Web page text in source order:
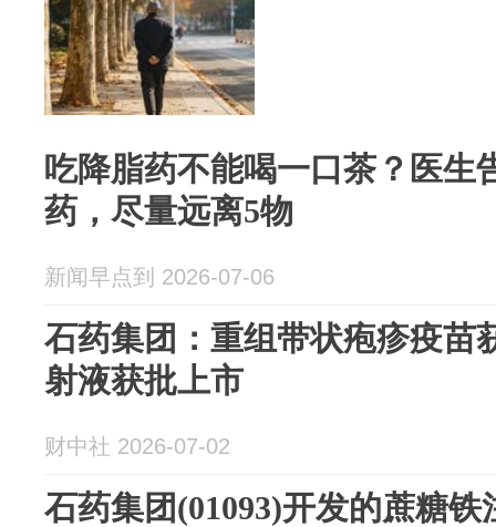
吃降脂药不能喝一口茶？医生
药，尽量远离5物
新闻早点到 2026-07-06
石药集团：重组带状疱疹疫苗
射液获批上市
财中社 2026-07-02
石药集团(01093)开发的蔗糖